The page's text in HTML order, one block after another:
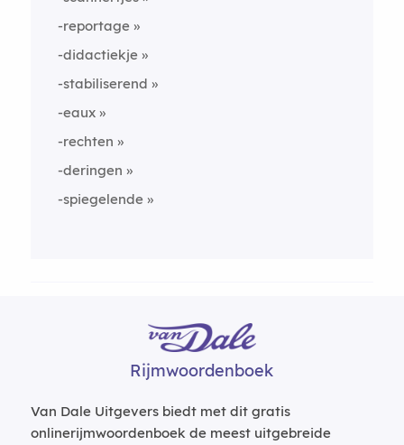
-reportage
-didactiekje
-stabiliserend
-eaux
-rechten
-deringen
-spiegelende
Rijmwoordenboek
Van Dale Uitgevers biedt met dit gratis
onlinerijmwoordenboek de meest uitgebreide